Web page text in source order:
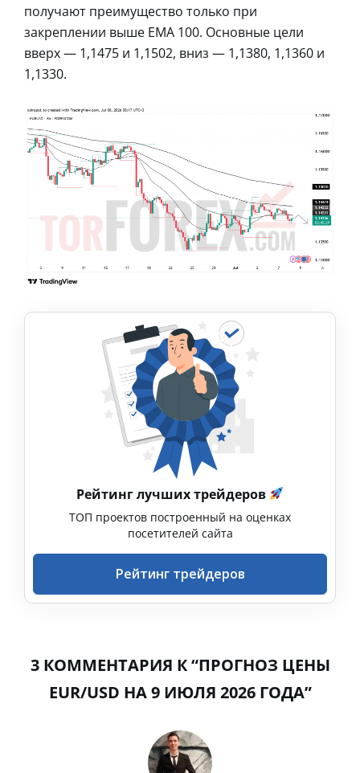
получают преимущество только при
закреплении выше EMA 100. Основные цели
вверх — 1,1475 и 1,1502, вниз — 1,1380, 1,1360 и
1,1330.
Рейтинг лучших трейдеров
ТОП проектов построенный на оценках
посетителей сайта
Рейтинг трейдеров
3 КОММЕНТАРИЯ К “ПРОГНОЗ ЦЕНЫ
EUR/USD НА 9 ИЮЛЯ 2026 ГОДА”